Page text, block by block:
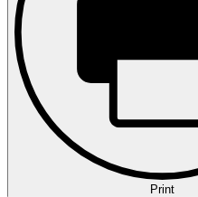
Print